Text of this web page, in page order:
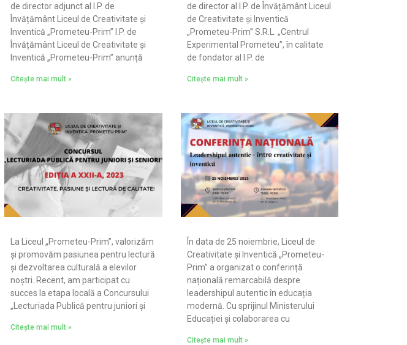
de director adjunct al I.P. de
Învățământ Liceul de Creativitate și
Inventică „Prometeu-Prim” I.P. de
Învățământ Liceul de Creativitate și
Inventică „Prometeu-Prim” anunță
Citește mai mult »
de director al I.P. de Învățământ Liceul
de Creativitate și Inventică
„Prometeu-Prim” S.R.L. „Centrul
Experimental Prometeu”, în calitate
de fondator al I.P. de
Citește mai mult »
La Liceul „Prometeu-Prim”, valorizăm
și promovăm pasiunea pentru lectură
și dezvoltarea culturală a elevilor
noștri. Recent, am participat cu
succes la etapa locală a Concursului
„Lecturiada Publică pentru juniori și
Citește mai mult »
În data de 25 noiembrie, Liceul de
Creativitate și Inventică „Prometeu-
Prim” a organizat o conferință
națională remarcabilă despre
leadershipul autentic în educația
modernă. Cu sprijinul Ministerului
Educației și colaborarea cu
Citește mai mult »